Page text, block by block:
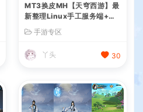
MT3换皮MH【天穹西游】最
新整理Linux手工服务端+安
建教程+全套源码+视频教程
手游专区
丫头 30